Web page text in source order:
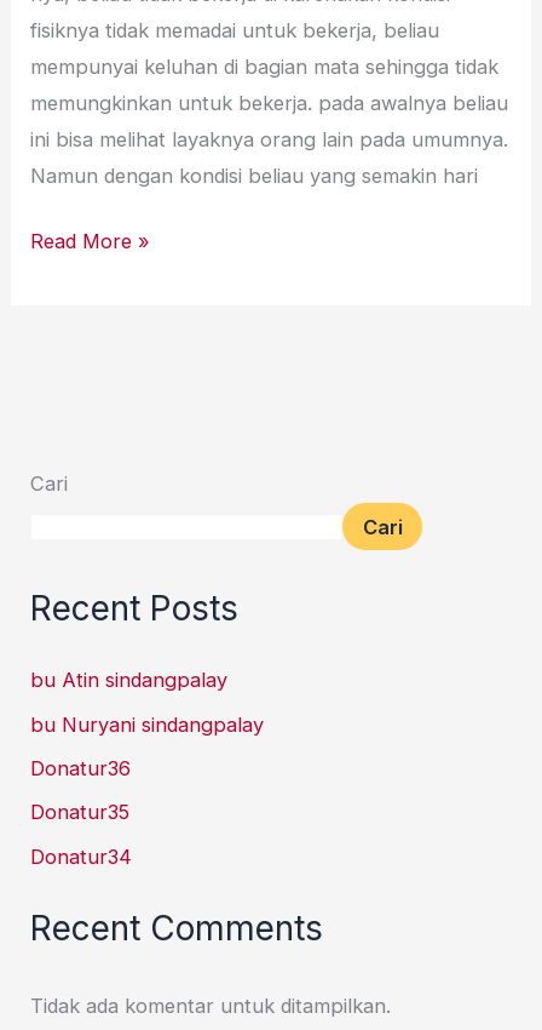
fisiknya tidak memadai untuk bekerja, beliau
mempunyai keluhan di bagian mata sehingga tidak
memungkinkan untuk bekerja. pada awalnya beliau
ini bisa melihat layaknya orang lain pada umumnya.
Namun dengan kondisi beliau yang semakin hari
Read More »
Cari
Cari
Recent Posts
bu Atin sindangpalay
bu Nuryani sindangpalay
Donatur36
Donatur35
Donatur34
Recent Comments
Tidak ada komentar untuk ditampilkan.